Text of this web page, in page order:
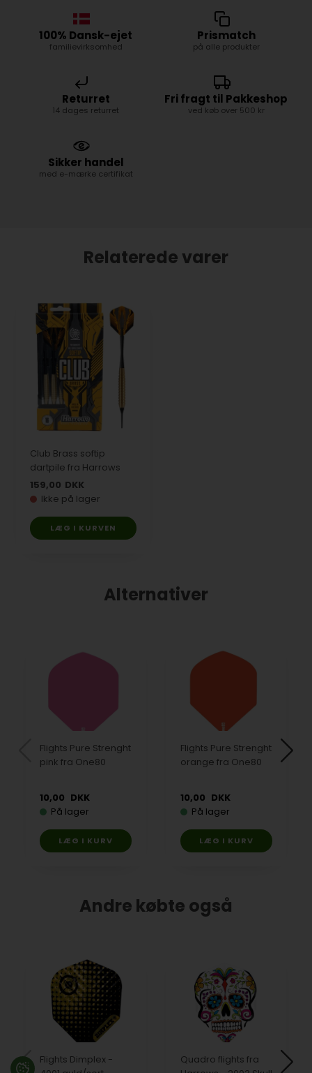
100% Dansk-ejet
familievirksomhed
Prismatch
på alle produkter
Returret
14 dages returret
Fri fragt til Pakkeshop
ved køb over 500 kr
Sikker handel
med e-mærke certifikat
Relaterede varer
Club Brass softip
dartpile fra Harrows
159,00 DKK
Ikke på lager
LÆG I KURVEN
Alternativer
Flights Pure Strenght
pink fra One80
10,00 DKK
På lager
Flights Pure Strenght
orange fra One80
10,00 DKK
På lager
Andre købte også
Flights Dimplex -
Quadro flights fra